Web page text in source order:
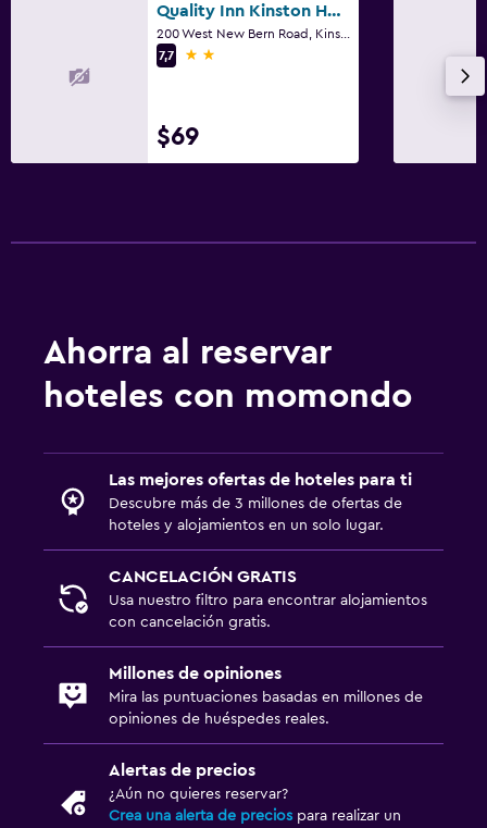
Quality Inn Kinston Hwy 70
7,7
2 estrellas
$69
Ahorra al reservar
hoteles con momondo
Las mejores ofertas de hoteles para ti
Descubre más de 3 millones de ofertas de
hoteles y alojamientos en un solo lugar.
CANCELACIÓN GRATIS
Usa nuestro filtro para encontrar alojamientos
con cancelación gratis.
Millones de opiniones
Mira las puntuaciones basadas en millones de
opiniones de huéspedes reales.
Alertas de precios
¿Aún no quieres reservar?
Crea una alerta de precios para realizar un